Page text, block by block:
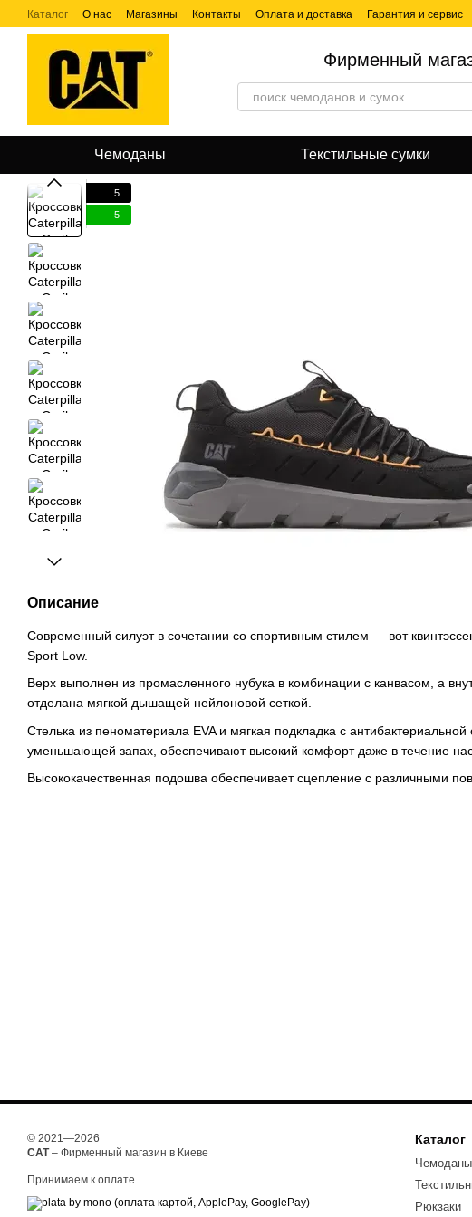
Перейти к основному контенту
Каталог О нас Магазины Контакты Оплата и доставка Гарантия и сервис
Фирменный
Чемоданы Текстильные сумки
5
5
Описание
Современный силуэт в сочетании со спортивным стилем — вот
Sport Low.
Верх выполнен из промасленного нубука в комбинации с канвасом, а
отделана мягкой дышащей нейлоновой сеткой.
Стелька из пеноматериала EVA и мягкая подкладка с антибактериальной
уменьшающей запах, обеспечивают высокий комфорт даже в течение
Высококачественная подошва обеспечивает сцепление с различными
© 2021—2026
CAT– Фирменный магазин в Киеве
Принимаем к оплате
Каталог
Чемоданы
Рюкзаки